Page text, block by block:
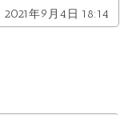
2021年9月4日 18:14